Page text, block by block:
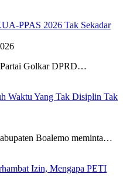
PPAS 2026 Tak Sekadar
Partai Golkar DPRD…
Waktu Yang Tak Disiplin Tak
Boalemo meminta…
Izin, Mengapa PETI